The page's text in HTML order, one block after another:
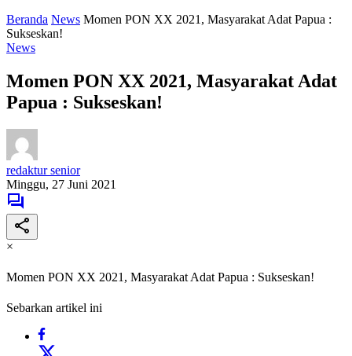
Beranda News Momen PON XX 2021, Masyarakat Adat Papua :
Sukseskan!
News
Momen PON XX 2021, Masyarakat Adat
Papua : Sukseskan!
redaktur senior
Minggu, 27 Juni 2021
×
Momen PON XX 2021, Masyarakat Adat Papua : Sukseskan!
Sebarkan artikel ini